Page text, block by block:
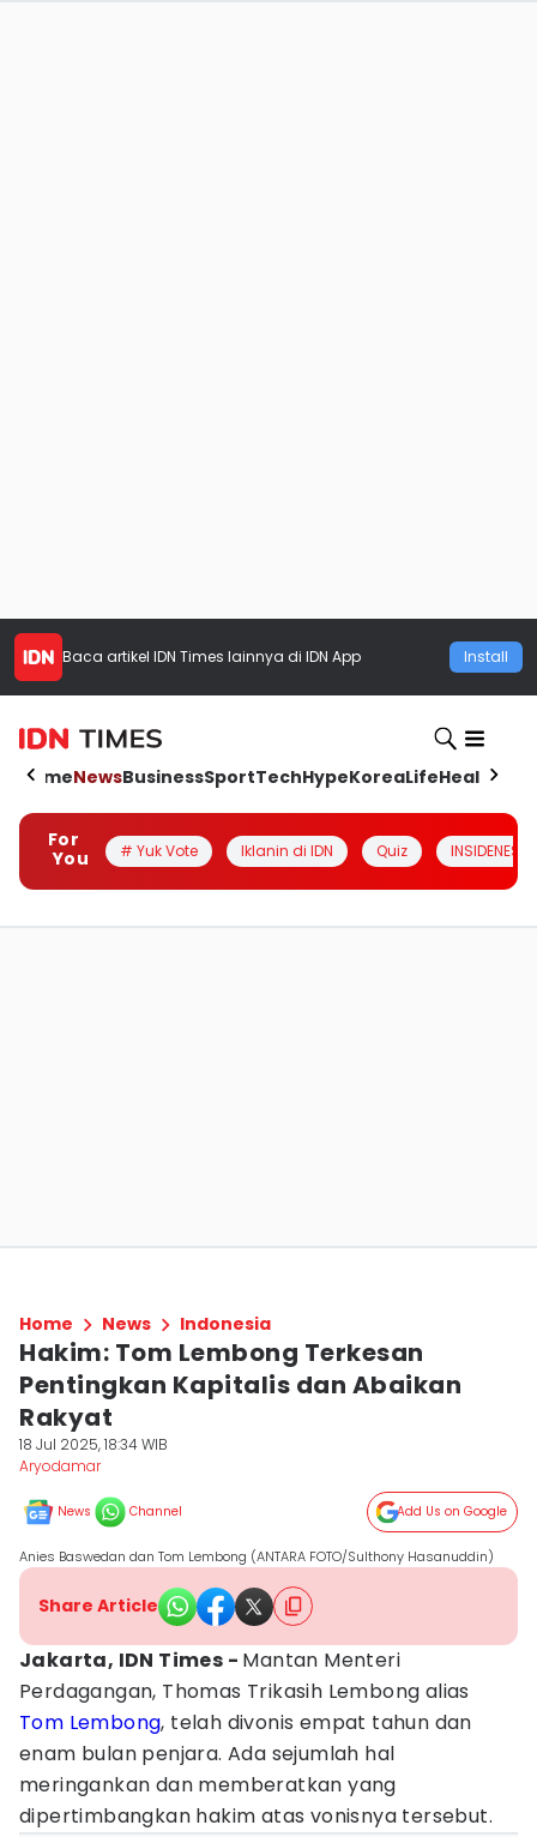
Baca artikel IDN Times lainnya di IDN App Install
HomeNewsBusinessSportTechHypeKoreaLifeHealth
For
You
# Yuk Vote Iklanin di IDN Quiz INSIDENESIA
Home News Indonesia
Hakim: Tom Lembong Terkesan
Pentingkan Kapitalis dan Abaikan
Rakyat
18 Jul 2025, 18:34 WIB
Aryodamar
News Channel Add Us on Google
Anies Baswedan dan Tom Lembong (ANTARA FOTO/Sulthony Hasanuddin)
Share Article
Jakarta, IDN Times - Mantan Menteri
Perdagangan, Thomas Trikasih Lembong alias
Tom Lembong, telah divonis empat tahun dan
enam bulan penjara. Ada sejumlah hal
meringankan dan memberatkan yang
dipertimbangkan hakim atas vonisnya tersebut.